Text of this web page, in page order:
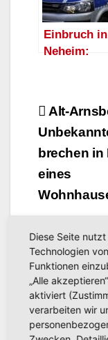
sucht
Einbruch in
Neheim:
auf und
Spardose
Alt-
brechen in
eines
Related
Diese Seite
Technologien
Funktionen
„Alle
aktiviert
verarbeiten wir